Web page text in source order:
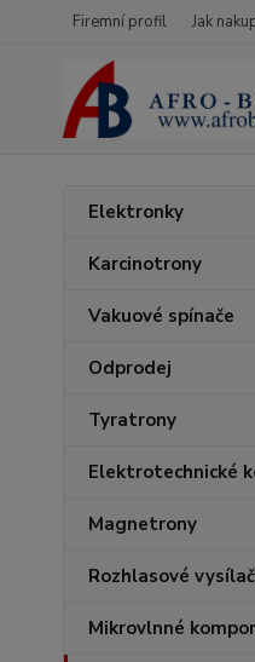
Firemní profil Jak
Elektronky
Karcinotrony
Vakuové spínače
Odprodej
Tyratrony
Elektrotechnické
Magnetrony
Rozhlasové
Mikrovlnné